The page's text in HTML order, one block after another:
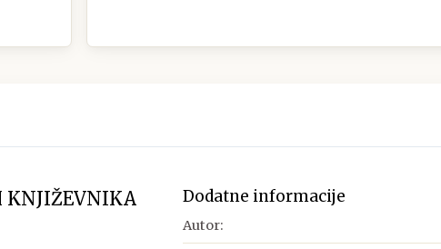
KNJIŽEVNIKA
Dodatne informacije
Autor: